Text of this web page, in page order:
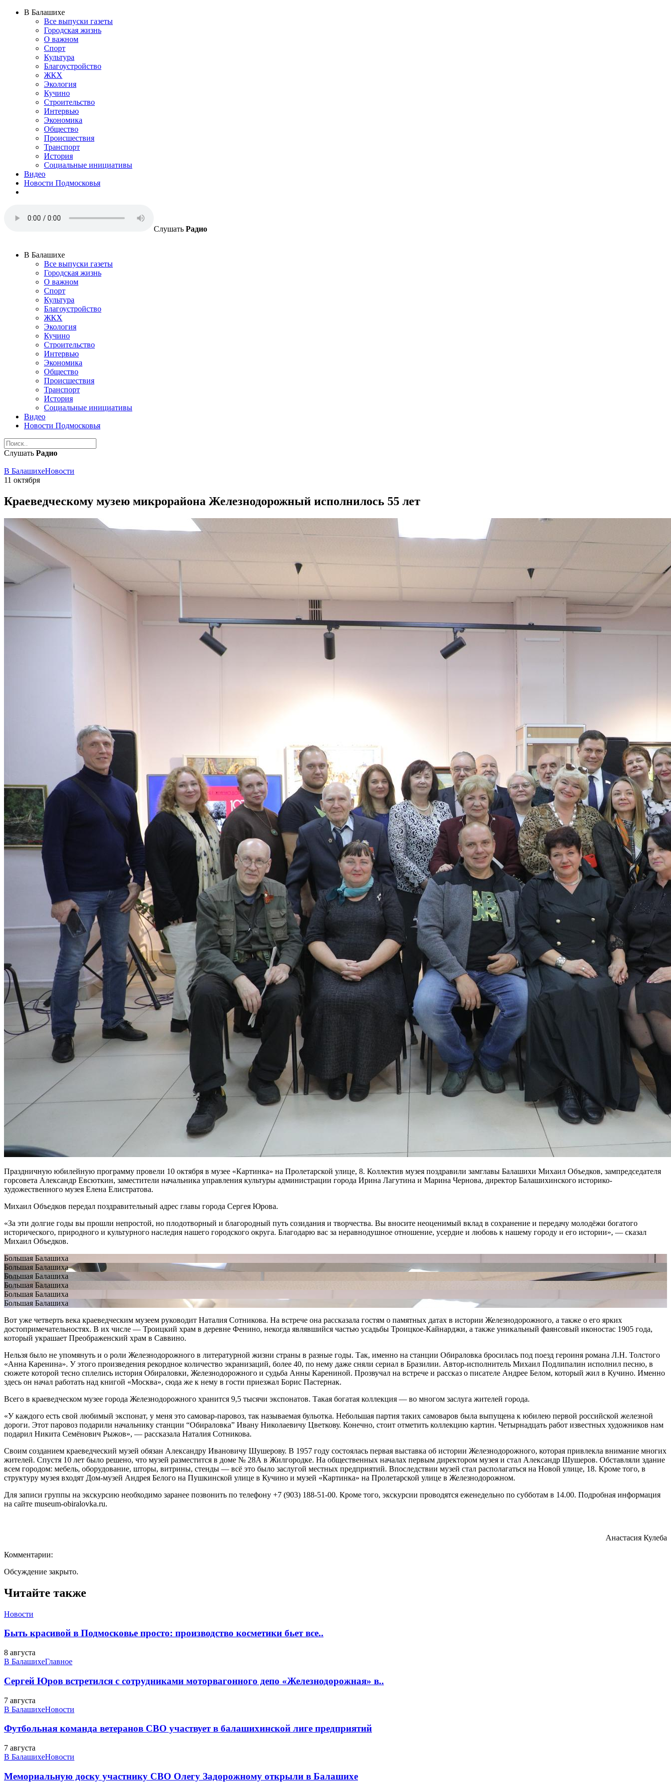
В Балашихе
Все выпуски газеты
Городская жизнь
О важном
Спорт
Культура
Благоустройство
ЖКХ
Экология
Кучино
Строительство
Интервью
Экономика
Общество
Происшествия
Транспорт
История
Социальные инициативы
Видео
Новости Подмосковья
Слушать Радио
В Балашихе
Все выпуски газеты
Городская жизнь
О важном
Спорт
Культура
Благоустройство
ЖКХ
Экология
Кучино
Строительство
Интервью
Экономика
Общество
Происшествия
Транспорт
История
Социальные инициативы
Видео
Новости Подмосковья
Слушать Радио
В БалашихеНовости
11 октября
Краеведческому музею микрорайона Железнодорожный исполнилось 55 лет
Праздничную юбилейную программу провели 10 октября в музее «Картинка» на Пролетарской улице, 8. Коллектив музея поздравили замглавы Балашихи Михаил Объедков, зампредседателя
горсовета Александр Евсюткин, заместители начальника управления культуры администрации города Ирина Лагутина и Марина Чернова, директор Балашихинского историко-
художественного музея Елена Елистратова.
Михаил Объедков передал поздравительный адрес главы города Сергея Юрова.
«За эти долгие годы вы прошли непростой, но плодотворный и благородный путь созидания и творчества. Вы вносите неоценимый вклад в сохранение и передачу молодёжи богатого
исторического, природного и культурного наследия нашего городского округа. Благодарю вас за неравнодушное отношение, усердие и любовь к нашему городу и его истории», — сказал
Михаил Объедков.
Большая Балашиха
Большая Балашиха
Большая Балашиха
Большая Балашиха
Большая Балашиха
Большая Балашиха
Вот уже четверть века краеведческим музеем руководит Наталия Сотникова. На встрече она рассказала гостям о памятных датах в истории Железнодорожного, а также о его ярких
достопримечательностях. В их числе — Троицкий храм в деревне Фенино, некогда являвшийся частью усадьбы Троицкое-Кайнарджи, а также уникальный фаянсовый иконостас 1905 года,
который украшает Преображенский храм в Саввино.
Нельзя было не упомянуть и о роли Железнодорожного в литературной жизни страны в разные годы. Так, именно на станции Обираловка бросилась под поезд героиня романа Л.Н. Толстого
«Анна Каренина». У этого произведения рекордное количество экранизаций, более 40, по нему даже сняли сериал в Бразилии. Автор-исполнитель Михаил Подлипалин исполнил песню, в
сюжете которой тесно сплелись история Обираловки, Железнодорожного и судьба Анны Карениной. Прозвучал на встрече и рассказ о писателе Андрее Белом, который жил в Кучино. Именно
здесь он начал работать над книгой «Москва», сюда же к нему в гости приезжал Борис Пастернак.
Всего в краеведческом музее города Железнодорожного хранится 9,5 тысячи экспонатов. Такая богатая коллекция — во многом заслуга жителей города.
«У каждого есть свой любимый экспонат, у меня это самовар-паровоз, так называемая бульотка. Небольшая партия таких самоваров была выпущена к юбилею первой российской железной
дороги. Этот паровоз подарили начальнику станции “Обираловка” Ивану Николаевичу Цветкову. Конечно, стоит отметить коллекцию картин. Четырнадцать работ известных художников нам
подарил Никита Семёнович Рыжов», — рассказала Наталия Сотникова.
Своим созданием краеведческий музей обязан Александру Ивановичу Шушерову. В 1957 году состоялась первая выставка об истории Железнодорожного, которая привлекла внимание многих
жителей. Спустя 10 лет было решено, что музей разместится в доме № 28А в Жилгородке. На общественных началах первым директором музея и стал Александр Шушеров. Обставляли здание
всем городом: мебель, оборудование, шторы, витрины, стенды — всё это было заслугой местных предприятий. Впоследствии музей стал располагаться на Новой улице, 18. Кроме того, в
структуру музея входят Дом-музей Андрея Белого на Пушкинской улице в Кучино и музей «Картинка» на Пролетарской улице в Железнодорожном.
Для записи группы на экскурсию необходимо заранее позвонить по телефону +7 (903) 188-51-00. Кроме того, экскурсии проводятся еженедельно по субботам в 14.00. Подробная информация
на сайте museum-obiralovka.ru.
Анастасия Кулеба
Комментарии:
Обсуждение закрыто.
Читайте также
Новости
Быть красивой в Подмосковье просто: производство косметики бьет все..
8 августа
В БалашихеГлавное
Сергей Юров встретился с сотрудниками моторвагонного депо «Железнодорожная» в..
7 августа
В БалашихеНовости
Футбольная команда ветеранов СВО участвует в балашихинской лиге предприятий
7 августа
В БалашихеНовости
Мемориальную доску участнику СВО Олегу Задорожному открыли в Балашихе